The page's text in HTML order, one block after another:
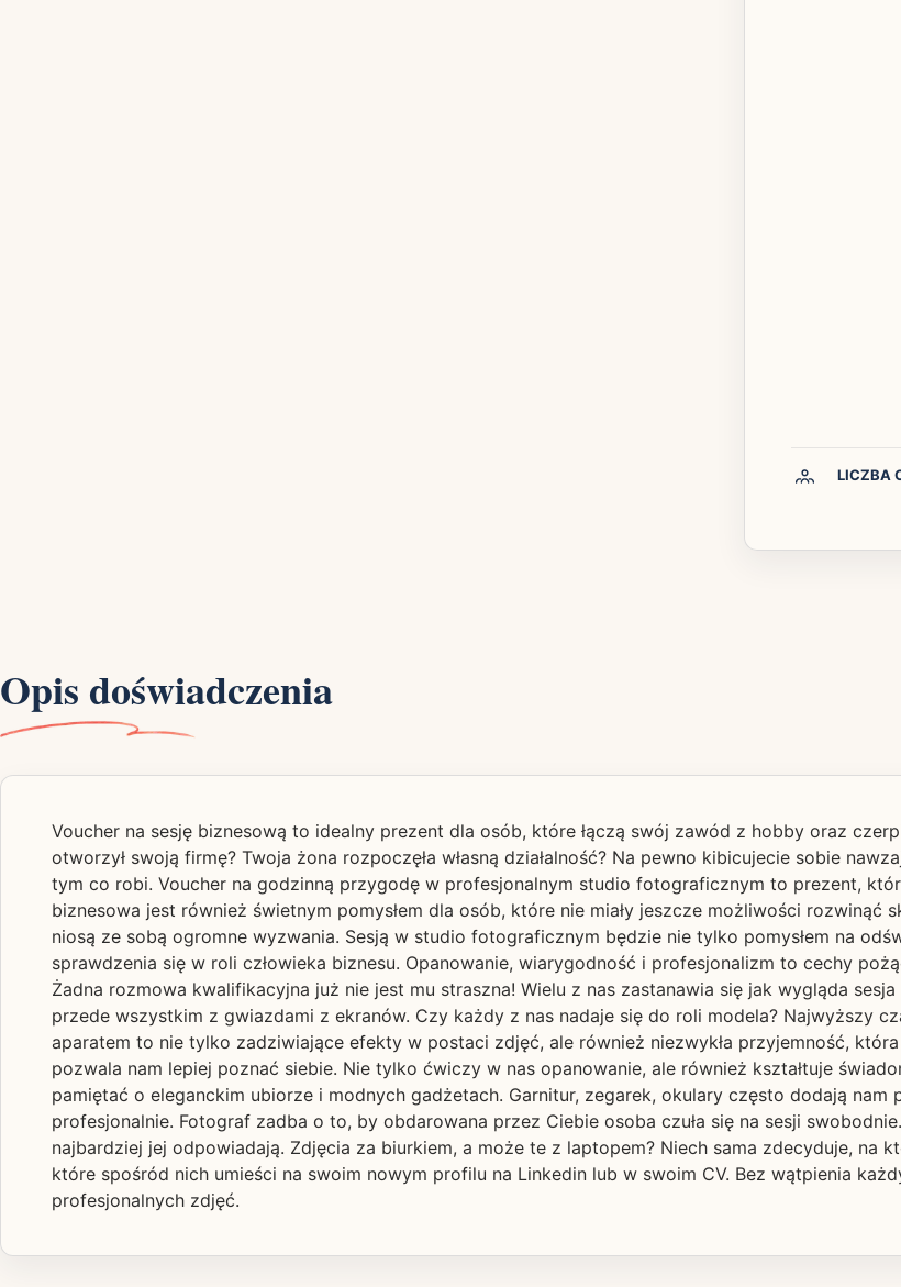
LICZBA
Opis doświadczenia
Voucher na sesję biznesową to idealny prezent dla osób, które łączą swój zawód z hobby oraz
otworzył swoją firmę? Twoja żona rozpoczęła własną działalność? Na pewno kibicujecie sobie
tym co robi. Voucher na godzinną przygodę w profesjonalnym studio fotograficznym to prezent,
biznesowa jest również świetnym pomysłem dla osób, które nie miały jeszcze możliwości rozwinąć
niosą ze sobą ogromne wyzwania. Sesją w studio fotograficznym będzie nie tylko pomysłem na
sprawdzenia się w roli człowieka biznesu. Opanowanie, wiarygodność i profesjonalizm to cechy
Żadna rozmowa kwalifikacyjna już nie jest mu straszna! Wielu z nas zastanawia się jak wygląda
przede wszystkim z gwiazdami z ekranów. Czy każdy z nas nadaje się do roli modela? Najwyższy
aparatem to nie tylko zadziwiające efekty w postaci zdjęć, ale również niezwykła przyjemność,
pozwala nam lepiej poznać siebie. Nie tylko ćwiczy w nas opanowanie, ale również kształtuje
pamiętać o eleganckim ubiorze i modnych gadżetach. Garnitur, zegarek, okulary często dodają
profesjonalnie. Fotograf zadba o to, by obdarowana przez Ciebie osoba czuła się na sesji
najbardziej jej odpowiadają. Zdjęcia za biurkiem, a może te z laptopem? Niech sama zdecyduje, na
które spośród nich umieści na swoim nowym profilu na Linkedin lub w swoim CV. Bez wątpienia
profesjonalnych zdjęć.